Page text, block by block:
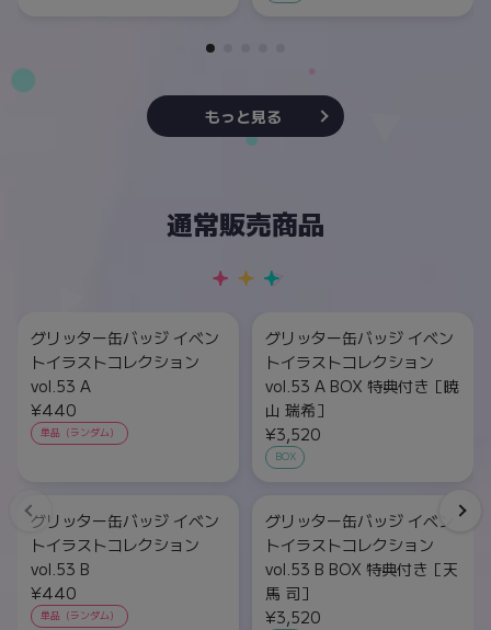
もっと見る
通常販売商品
グリッター缶バッジ イベン
トイラストコレクション
vol.53 A
¥440
単品（ランダム）
グリッター缶バッジ イベン
トイラストコレクション
vol.53 A BOX 特典付き［暁
山 瑞希］
¥3,520
BOX
グリッター缶バッジ イベン
トイラストコレクション
vol.53 B
¥440
単品（ランダム）
グリッター缶バッジ イベン
トイラストコレクション
vol.53 B BOX 特典付き［天
馬 司］
¥3,520